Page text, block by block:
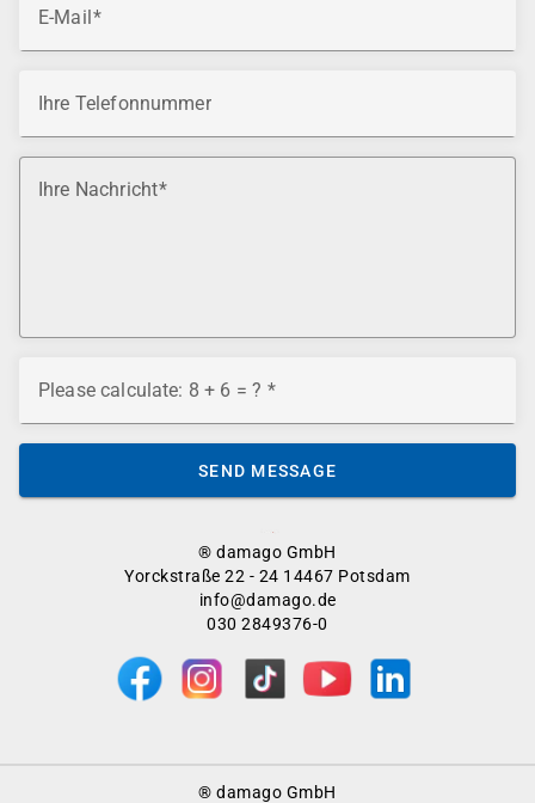
® damago GmbH
Yorckstraße 22 - 24 14467 Potsdam
info@damago.de
030 2849376-0
E-Mail
Ihre Telefonnummer
Ihre Nachricht
Please calculate: 8 + 6 = ?
SEND MESSAGE
® damago GmbH